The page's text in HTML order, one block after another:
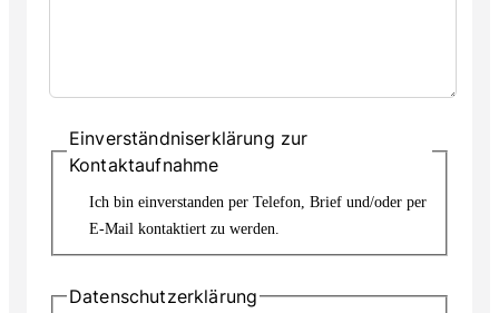
Einverständniserklärung zur
Kontaktaufnahme
Ich bin einverstanden per Telefon, Brief und/oder per
E-Mail kontaktiert zu werden.
Datenschutzerklärung